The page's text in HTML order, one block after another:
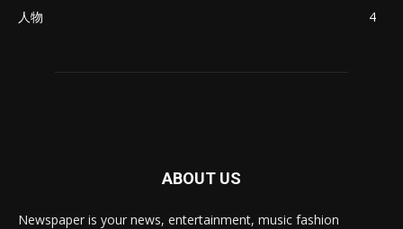
人物
4
ABOUT US
Newspaper is your news, entertainment, music fashion